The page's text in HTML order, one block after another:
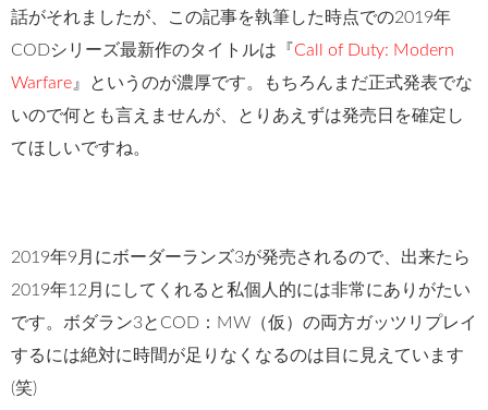
話がそれましたが、この記事を執筆した時点での2019年
CODシリーズ最新作のタイトルは『 Call of Duty: Modern
Warfare 』というのが濃厚です。もちろんまだ正式発表でな
いので何とも言えませんが、とりあえずは発売日を確定し
てほしいですね。
2019年9月にボーダーランズ3が発売されるので、出来たら
2019年12月にしてくれると私個人的には非常にありがたい
です。ボダラン3とCOD：MW（仮）の両方ガッツリプレイ
するには絶対に時間が足りなくなるのは目に見えています
(笑)